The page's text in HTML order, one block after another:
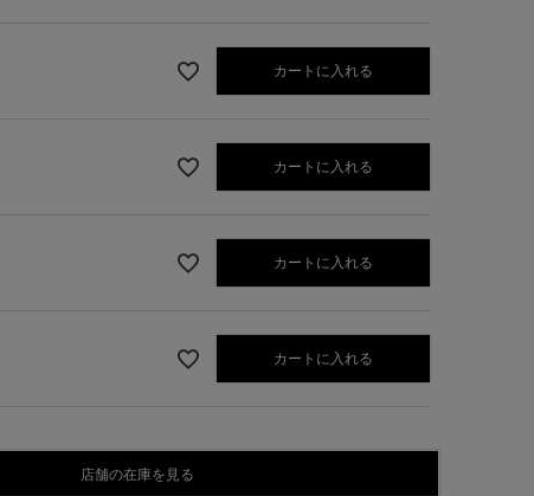
カートに入れる
カートに入れる
カートに入れる
カートに入れる
店舗の在庫を見る